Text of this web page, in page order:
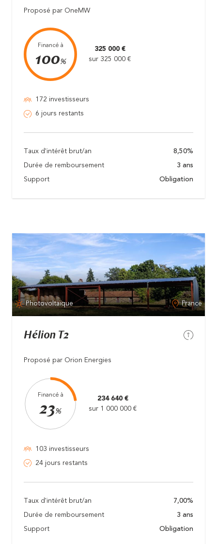
Proposé par OneMW
Financé à
100%
325 000 €
sur 325 000 €
172 investisseurs
6 jours restants
Taux d'intérêt brut/an 8,50%
Durée de remboursement 3 ans
Support Obligation
Photovoltaïque France
Hélion T2
Proposé par Orion Energies
Financé à
23%
234 640 €
sur 1 000 000 €
103 investisseurs
24 jours restants
Taux d'intérêt brut/an 7,00%
Durée de remboursement 3 ans
Support Obligation